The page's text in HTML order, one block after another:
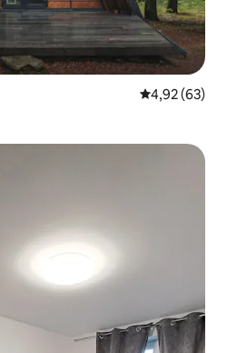
Gemiddelde
4,92 (63)